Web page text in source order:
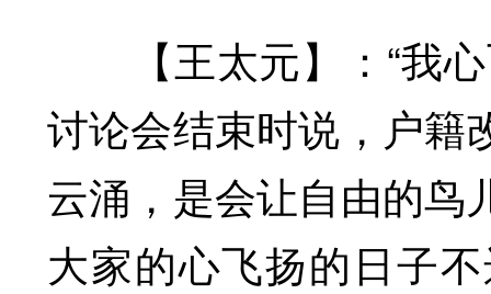
【王太元】：“我心
讨论会结束时说，户籍
云涌，是会让自由的鸟
大家的心飞扬的日子